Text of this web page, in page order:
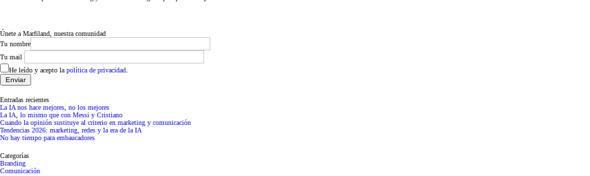
Únete a Marfiland, nuestra comunidad
Tu nombre
Tu mail
He leído y acepto la política de privacidad
Entradas recientes
La IA nos hace mejores, no los mejores
La IA, lo mismo que con Messi y Cristiano
Cuando la opinión sustituye al criterio en marketing y comunicación
Tendencias 2026: marketing, redes y la era de la IA
No hay tiempo para embaucadores
Categorías
Branding
Comunicación